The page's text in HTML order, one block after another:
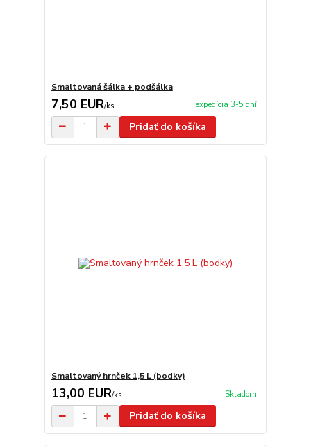
Smaltovaná šálka + podšálka
7,50 EUR/ks expedícia 3-5 dní
Pridať do košíka
Smaltovaný hrnček 1,5 L (bodky)
13,00 EUR/ks Skladom
Pridať do košíka